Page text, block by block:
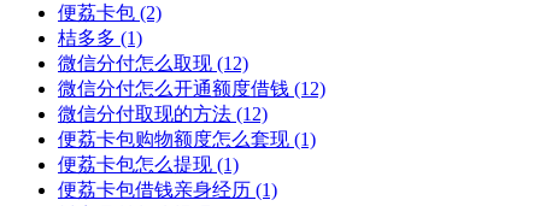
便荔卡包 (2)
桔多多 (1)
微信分付怎么取现 (12)
微信分付怎么开通额度借钱 (12)
微信分付取现的方法 (12)
便荔卡包购物额度怎么套现 (1)
便荔卡包怎么提现 (1)
便荔卡包借钱亲身经历 (1)